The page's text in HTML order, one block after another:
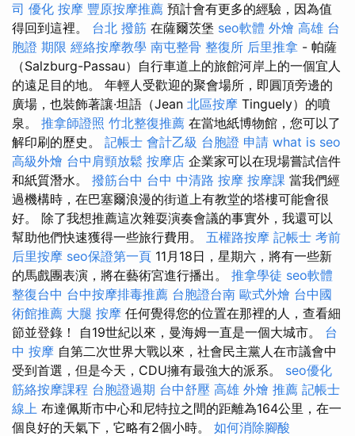
司 優化 按摩 豐原按摩推薦 預計會有更多的經驗，因為值
得回到這裡。 台北 撥筋 在薩爾茨堡 seo軟體 外燴 高雄 台
胞證 期限 經絡按摩教學 南屯整骨 整復所 后里推拿 - 帕薩
（Salzburg-Passau）自行車道上的旅館河岸上的一個宜人
的遠足目的地。 年輕人受歡迎的聚會場所，即圓頂旁邊的
廣場，也裝飾著讓·坦語（Jean 北區按摩 Tinguely）的噴
泉。 推拿師證照 竹北整復推薦 在當地紙博物館，您可以了
解印刷的歷史。 記帳士 會計乙級 台胞證 申請 what is seo
高級外燴 台中肩頸放鬆 按摩店 企業家可以在現場嘗試信件
和紙質潛水。 撥筋台中 台中 中清路 按摩 按摩課 當我們經
過機構時，在巴塞爾浪漫的街道上有教堂的塔樓可能會很
好。 除了我想推薦這次雜耍演奏會議的事實外，我還可以
幫助他們快速獲得一些旅行費用。 五權路按摩 記帳士 考前
后里按摩 seo保證第一頁 11月18日，星期六，將有一些新
的馬戲團表演，將在藝術宮進行播出。 推拿學徒 seo軟體
整復台中 台中按摩排毒推薦 台胞證台南 歐式外燴 台中國
術館推薦 大腿 按摩 任何覺得您的位置在那裡的人，查看細
節並登錄！ 自19世紀以來，曼海姆一直是一個大城市。 台
中 按摩 自第二次世界大戰以來，社會民主黨人在市議會中
受到首選，但是今天，CDU擁有最強大的派系。 seo優化
筋絡按摩課程 台胞證過期 台中舒壓 高雄 外燴 推薦 記帳士
線上 布達佩斯市中心和尼特拉之間的距離為164公里，在一
個良好的天氣下，它略有2個小時。 如何消除腳酸